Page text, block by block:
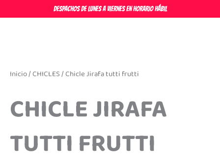
al
DESPACHOS DE LUNES A VIERNES EN HORARIO HÁBIL
Inicio/ CHICLES/ Chicle Jirafa tutti frutti
CHICLE JIRAFA
TUTTI FRUTTI